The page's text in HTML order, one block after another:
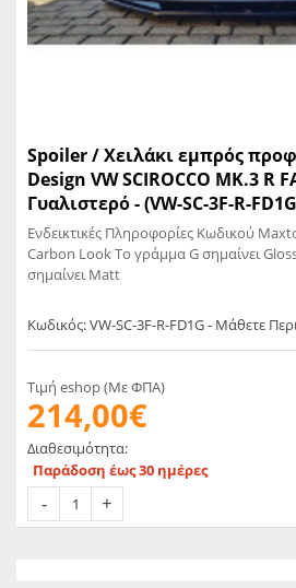
Spoiler / Χειλάκι εμπρός
Design VW SCIROCCO MK.3 R
Γυαλιστερό - (VW-SC-3F-R-
Ενδεικτικές Πληροφορίες Κωδικού
Carbon Look Το γράμμα G σημαίνει
σημαίνει Matt
Κωδικός: VW-SC-3F-R-FD1G - Μάθετε
Τιμή eshop (Με ΦΠΑ)
214,00€
Διαθεσιμότητα:
Παράδοση έως 30 ημέρες